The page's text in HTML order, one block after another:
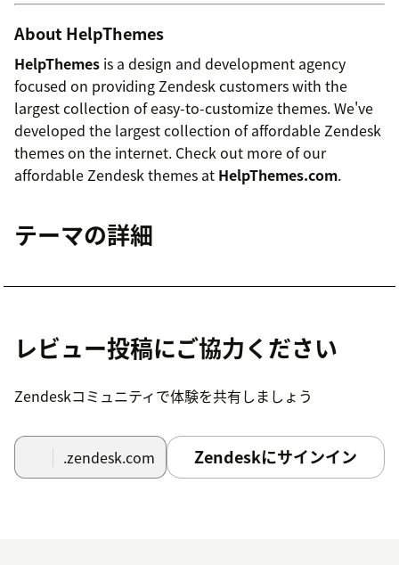
About HelpThemes
HelpThemes is a design and development agency
focused on providing Zendesk customers with the
largest collection of easy-to-customize themes. We've
developed the largest collection of affordable Zendesk
themes on the internet. Check out more of our
affordable Zendesk themes at HelpThemes.com.
テーマの詳細
レビュー投稿にご協力ください
Zendeskコミュニティで体験を共有しましょう
.zendesk.com Zendeskにサインイン